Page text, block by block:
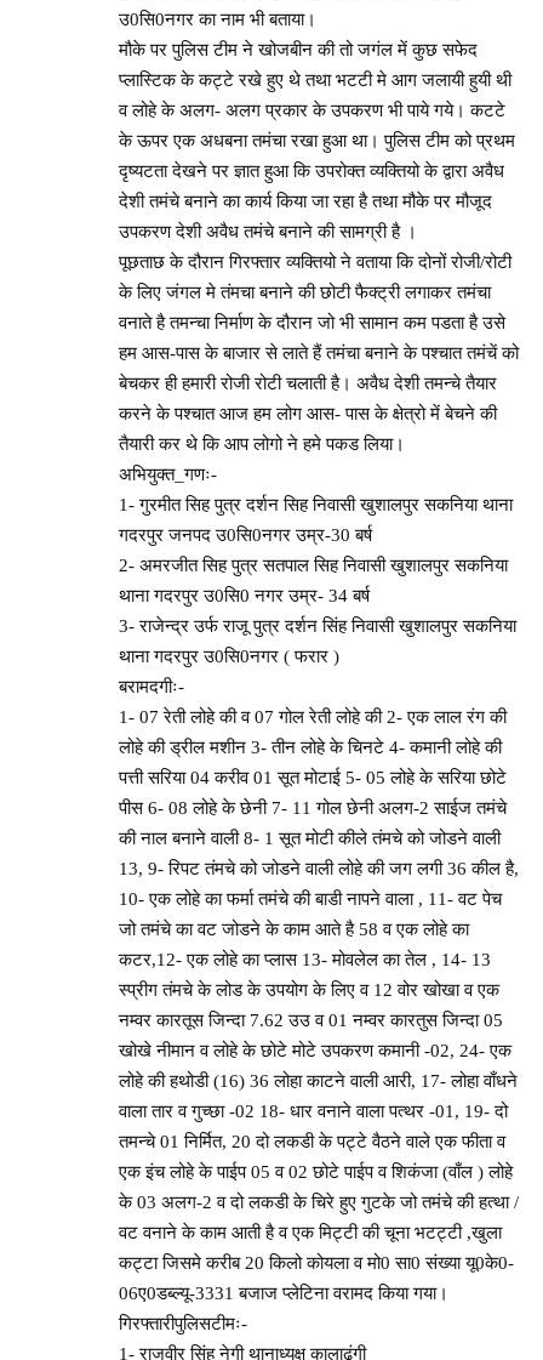
उ0सि0नगर का नाम भी बताया।
मौके पर पुलिस टीम ने खोजबीन की तो जगंल में कुछ सफेद
प्लास्टिक के कट्टे रखे हुए थे तथा भटटी मे आग जलायी हुयी थी
व लोहे के अलग- अलग प्रकार के उपकरण भी पाये गये। कटटे
के ऊपर एक अधबना तमंचा रखा हुआ था। पुलिस टीम को प्रथम
दृष्यटता देखने पर ज्ञात हुआ कि उपरोक्त व्यक्तियो के द्वारा अवैध
देशी तमंचे बनाने का कार्य किया जा रहा है तथा मौके पर मौजूद
उपकरण देशी अवैध तमंचे बनाने की सामग्री है ।
पूछताछ के दौरान गिरफ्तार व्यक्तियो ने वताया कि दोनों रोजी/रोटी
के लिए जंगल मे तंमचा बनाने की छोटी फैक्ट्री लगाकर तमंचा
वनाते है तमन्चा निर्माण के दौरान जो भी सामान कम पडता है उसे
हम आस-पास के बाजार से लाते हैं तमंचा बनाने के पश्चात तमंचें को
बेचकर ही हमारी रोजी रोटी चलाती है। अवैध देशी तमन्चे तैयार
करने के पश्चात आज हम लोग आस- पास के क्षेत्रो में बेचने की
तैयारी कर थे कि आप लोगो ने हमे पकड लिया।
अभियुक्त_गणः-
1- गुरमीत सिह पुत्र दर्शन सिह निवासी खुशालपुर सकनिया थाना
गदरपुर जनपद उ0सि0नगर उम्र-30 बर्ष
2- अमरजीत सिह पुत्र सतपाल सिह निवासी खुशालपुर सकनिया
थाना गदरपुर उ0सि0 नगर उम्र- 34 बर्ष
3- राजेन्द्र उर्फ राजू पुत्र दर्शन सिंह निवासी खुशालपुर सकनिया
थाना गदरपुर उ0सि0नगर ( फरार )
बरामदगीः-
1- 07 रेती लोहे की व 07 गोल रेती लोहे की 2- एक लाल रंग की
लोहे की ड्रील मशीन 3- तीन लोहे के चिनटे 4- कमानी लोहे की
पत्ती सरिया 04 करीव 01 सूत मोटाई 5- 05 लोहे के सरिया छोटे
पीस 6- 08 लोहे के छेनी 7- 11 गोल छेनी अलग-2 साईज तमंचे
की नाल बनाने वाली 8- 1 सूत मोटी कीले तंमचे को जोडने वाली
13, 9- रिपट तंमचे को जोडने वाली लोहे की जग लगी 36 कील है,
10- एक लोहे का फर्मा तमंचे की बाडी नापने वाला , 11- वट पेच
जो तमंचे का वट जोडने के काम आते है 58 व एक लोहे का
कटर,12- एक लोहे का प्लास 13- मोवलेल का तेल , 14- 13
स्प्रीग तंमचे के लोड के उपयोग के लिए व 12 वोर खोखा व एक
नम्वर कारतूस जिन्दा 7.62 उउ व 01 नम्वर कारतुस जिन्दा 05
खोखे नीमान व लोहे के छोटे मोटे उपकरण कमानी -02, 24- एक
लोहे की हथोडी (16) 36 लोहा काटने वाली आरी, 17- लोहा वाँधने
वाला तार व गुच्छा -02 18- धार वनाने वाला पत्थर -01, 19- दो
तमन्चे 01 निर्मित, 20 दो लकडी के पट्टे वैठने वाले एक फीता व
एक इंच लोहे के पाईप 05 व 02 छोटे पाईप व शिकंजा (वाँल ) लोहे
के 03 अलग-2 व दो लकडी के चिरे हुए गुटके जो तमंचे की हत्था /
वट वनाने के काम आती है व एक मिट्टी की चूना भटट्टी ,खुला
कट्टा जिसमे करीब 20 किलो कोयला व मो0 सा0 संख्या यू0के0-
06ए0डब्ल्यू-3331 बजाज प्लेटिना वरामद किया गया।
गिरफ्तारीपुलिसटीमः-
1- राजवीर सिंह नेगी थानाध्यक्ष कालाढूंगी